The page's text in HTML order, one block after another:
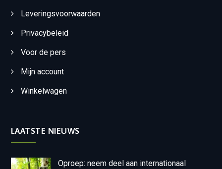
Leveringsvoorwaarden
Privacybeleid
Voor de pers
Mijn account
Winkelwagen
LAATSTE NIEUWS
Oproep: neem deel aan internationaal